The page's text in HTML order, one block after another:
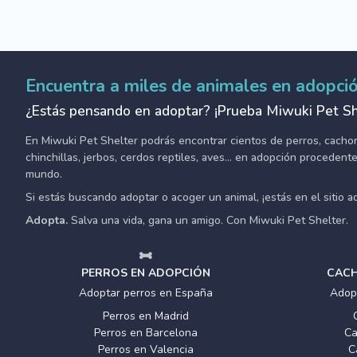
Encuentra a miles de animales en
¿Estás pensando en adoptar? ¡Prueba Miwuki Pet
En Miwuki Pet Shelter podrás encontrar cientos de perros,
chinchillas, jerbos, cerdos reptiles, aves... en adopción
mundo.
Si estás buscando adoptar o acoger un animal, ¡estás en el sitio
Adopta. Salva una vida, gana un amigo. Con Miwuki Pet Shelter.
PERROS EN ADOPCIÓN
Adoptar perros en España
Perros en Madrid
Perros en Barcelona
Perros en Valencia